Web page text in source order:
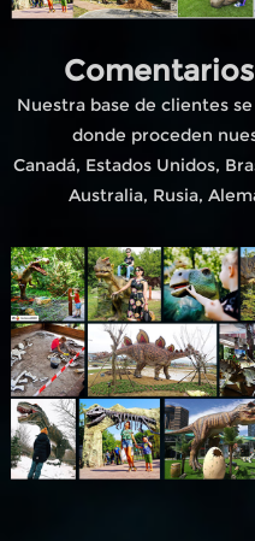
Nuestra base de clientes
donde proceden
Canadá, Estados Unidos,
Australia, Rusia,